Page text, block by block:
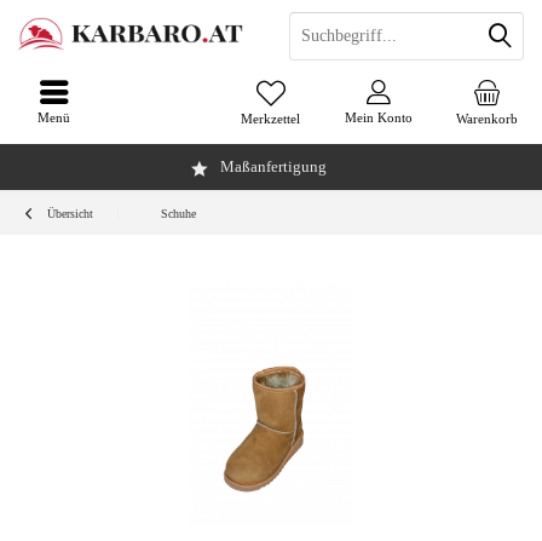
Maßanfertigung
Warenkorb
Merkzettel Mein Konto
Menü
Übersicht Schuhe